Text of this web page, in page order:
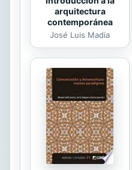
arquitectura
contemporánea
José Luis Madia